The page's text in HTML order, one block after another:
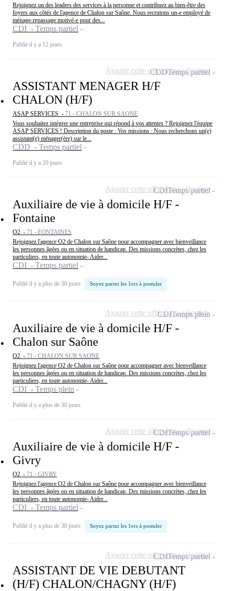
Rejoignez un des leaders des services à la personne et contribuez au bien-être des
foyers aux côtés de l'agence de Chalon sur Saône. Nous recrutons un-e employé de
ménage-repassage motivé-e pour des...
CDI - Temps partiel
Publié il y a 12 jours
ASSISTANT MENAGER H/F
CHALON (H/F)
ASAP SERVICES - 71 - CHALON SUR SAONE
Vous souhaitez intégrer une entreprise qui répond à vos attentes ? Rejoignez l'équipe
ASAP SERVICES ! Description du poste : Vos missions : Nous recherchons un(e)
assistant(e) ménager(ère) sur le...
CDD - Temps partiel
Publié il y a 20 jours
CDDTemps partiel
Ajouter cette offre à ma sélection
Auxiliaire de vie à domicile H/F -
Fontaine
O2 - 71 - FONTAINES
Rejoignez l'agence O2 de Chalon sur Saône pour accompagner avec bienveillance
les personnes âgées ou en situation de handicap. Des missions concrètes, chez les
particuliers, en toute autonomie- Aider...
CDI - Temps partiel
Publié il y a plus de 30 jours Soyez parmi les 1ers à postuler
CDITemps partiel
Ajouter cette offre à ma sélection
Auxiliaire de vie à domicile H/F -
Chalon sur Saône
O2 - 71 - CHALON SUR SAONE
Rejoignez l'agence O2 de Chalon sur Saône pour accompagner avec bienveillance
les personnes âgées ou en situation de handicap. Des missions concrètes, chez les
particuliers, en toute autonomie- Aider...
CDI - Temps plein
Publié il y a plus de 30 jours
CDITemps plein
Ajouter cette offre à ma sélection
Auxiliaire de vie à domicile H/F -
Givry
O2 - 71 - GIVRY
Rejoignez l'agence O2 de Chalon sur Saône pour accompagner avec bienveillance
les personnes âgées ou en situation de handicap. Des missions concrètes, chez les
particuliers, en toute autonomie- Aider...
CDI - Temps partiel
Publié il y a plus de 30 jours Soyez parmi les 1ers à postuler
CDITemps partiel
Ajouter cette offre à ma sélection
ASSISTANT DE VIE DEBUTANT
(H/F) CHALON/CHAGNY (H/F)
CDITemps partiel
Ajouter cette offre à ma sélection